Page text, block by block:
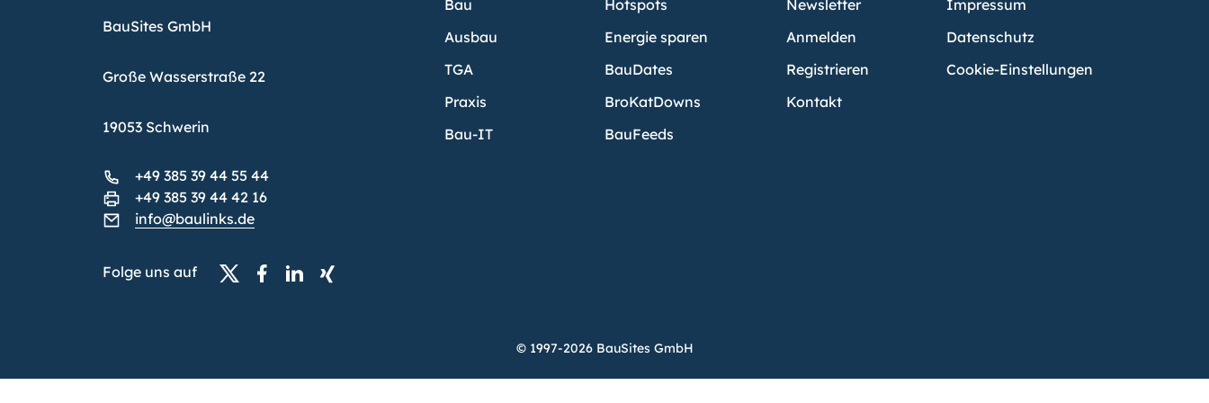
BauSites GmbH
Große Wasserstraße 22
19053 Schwerin
+49 385 39 44 55 44
+49 385 39 44 42 16
info@baulinks.de
Folge uns auf
Bau
Ausbau
TGA
Praxis
Bau-IT
Hotspots
Energie sparen
BauDates
BroKatDowns
BauFeeds
Newsletter
Anmelden
Registrieren
Kontakt
Impressum
Datenschutz
Cookie-Einstellungen
© 1997-2026 BauSites GmbH